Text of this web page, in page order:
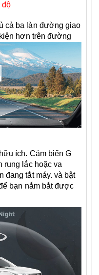
độ
cả ba làn đường giao
hơn trên đường
ích. Cảm biến G
rung lắc hoặc va
đang tắt máy. và bật
bạn nắm bắt được